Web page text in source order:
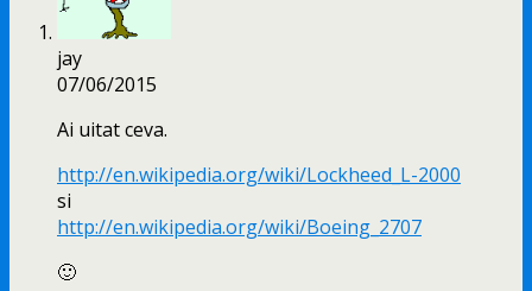
jay
07/06/2015
Ai uitat ceva.
http://en.wikipedia.org/wiki/Lockheed_L-2000
si
http://en.wikipedia.org/wiki/Boeing_2707
🙂